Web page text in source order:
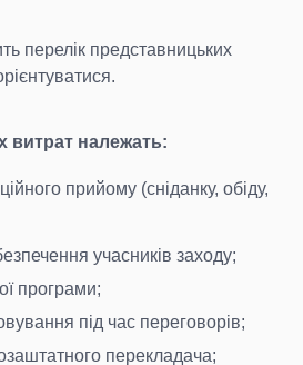
перелік представницьких
витрат належать:
прийому (сніданку, обіду,
учасників заходу;
програми;
під час переговорів;
перекладача;